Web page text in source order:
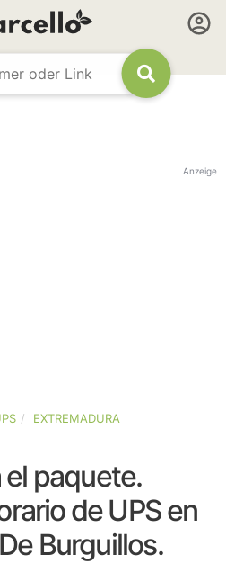
Anzeige
EXTREMADURA
el paquete.
de UPS en
Burguillos.